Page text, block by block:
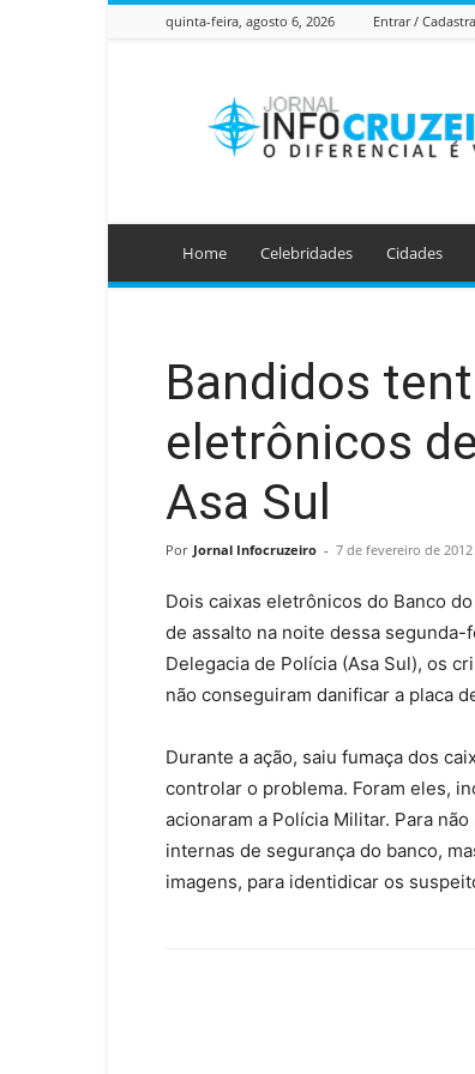
quinta-feira, agosto 6, 2026 Entrar /
Info
Cruzeiro
Home Celebridades Cidades
Bandidos
eletrônicos
Asa Sul
Por Jornal Infocruzeiro - 7 de fevereiro de 2012
Dois caixas eletrônicos do Banco
de assalto na noite dessa segunda-
Delegacia de Polícia (Asa Sul), os
não conseguiram danificar a placa
Durante a ação, saiu fumaça dos
controlar o problema. Foram eles,
acionaram a Polícia Militar. Para
internas de segurança do banco,
imagens, para identidicar os